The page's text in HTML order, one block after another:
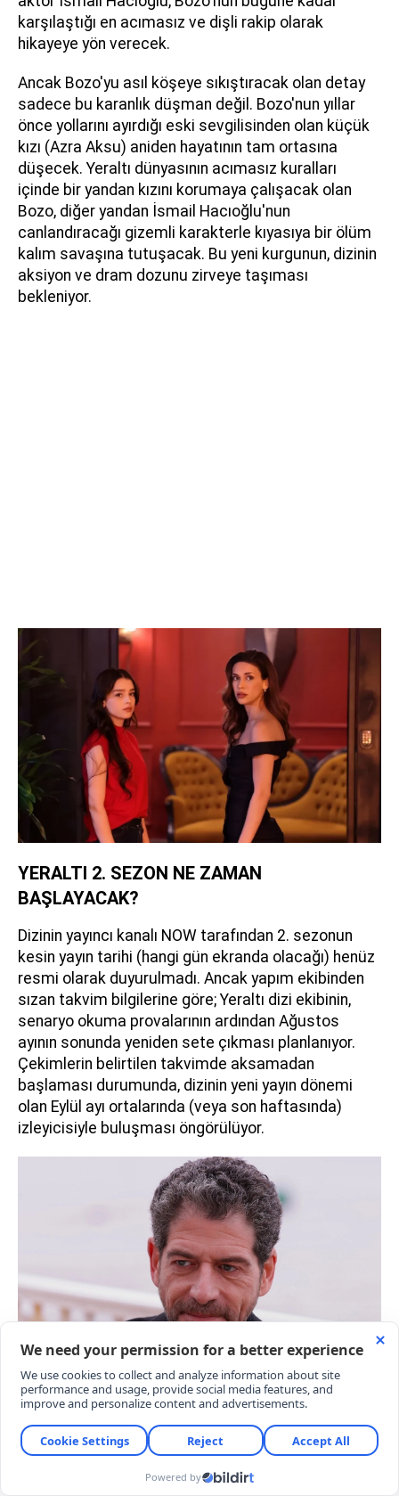
karşılaştığı en acımasız ve dişli rakip olarak
hikayeye yön verecek.
Ancak Bozo'yu asıl köşeye sıkıştıracak olan detay
sadece bu karanlık düşman değil. Bozo'nun yıllar
önce yollarını ayırdığı eski sevgilisinden olan küçük
kızı (Azra Aksu) aniden hayatının tam ortasına
düşecek. Yeraltı dünyasının acımasız kuralları
içinde bir yandan kızını korumaya çalışacak olan
Bozo, diğer yandan İsmail Hacıoğlu'nun
canlandıracağı gizemli karakterle kıyasıya bir ölüm
kalım savaşına tutuşacak. Bu yeni kurgunun, dizinin
aksiyon ve dram dozunu zirveye taşıması
bekleniyor.
YERALTI 2. SEZON NE ZAMAN
BAŞLAYACAK?
Dizinin yayıncı kanalı NOW tarafından 2. sezonun
kesin yayın tarihi (hangi gün ekranda olacağı) henüz
resmi olarak duyurulmadı. Ancak yapım ekibinden
sızan takvim bilgilerine göre; Yeraltı dizi ekibinin,
senaryo okuma provalarının ardından Ağustos
ayının sonunda yeniden sete çıkması planlanıyor.
Çekimlerin belirtilen takvimde aksamadan
başlaması durumunda, dizinin yeni yayın dönemi
olan Eylül ayı ortalarında (veya son haftasında)
izleyicisiyle buluşması öngörülüyor.
YERALTI DİZİSİNDEN AYRILAN OYUNCULAR
Senaryo gereği hikayesi biten ve yeni sezonda
izleyicinin karşısına çıkmayacak olan iki flaş isim